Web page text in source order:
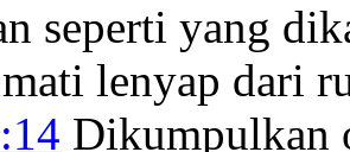
seperti yang
lenyap dari
Dikumpulkan